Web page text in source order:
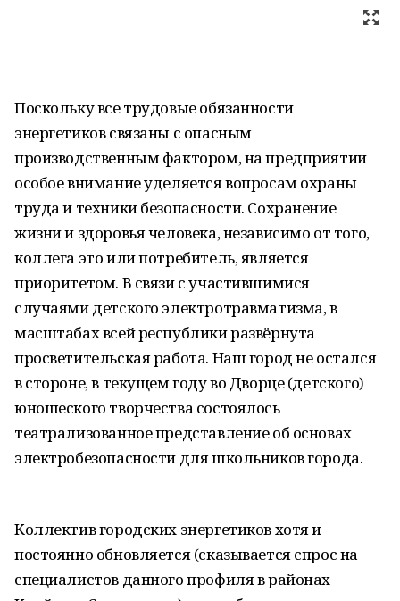
Поскольку все трудовые обязанности
энергетиков связаны с опасным
производственным фактором, на предприятии
особое внимание уделяется вопросам охраны
труда и техники безопасности. Сохранение
жизни и здоровья человека, независимо от того,
коллега это или потребитель, является
приоритетом. В связи с участившимися
случаями детского электротравматизма, в
масштабах всей республики развёрнута
просветительская работа. Наш город не остался
в стороне, в текущем году во Дворце (детского)
юношеского творчества состоялось
театрализованное представление об основах
электробезопасности для школьников города.
Коллектив городских энергетиков хотя и
постоянно обновляется (сказывается спрос на
специалистов данного профиля в районах